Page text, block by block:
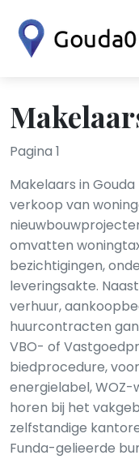
Pagina 1
Makelaars in
verkoop van
omvatten
bezichtigingen,
leveringsakte.
verhuur,
huurcontracten
VBO- of
biedprocedure,
energielabel,
horen bij het
zelfstandige
Funda-gelieerde